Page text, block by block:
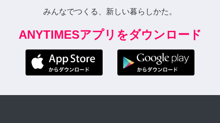
みんなでつくる、新しい暮らしかた。
ANYTIMESアプリをダウンロード